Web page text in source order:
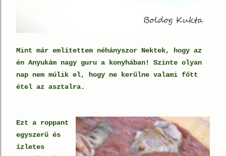
Mint már említettem néhányszor Nektek, hogy az
én Anyukám nagy guru a konyhában! Szinte olyan
nap nem múlik el, hogy ne kerülne valami főtt
étel az asztalra.
Ezt a roppant
egyszerű és
ízletes